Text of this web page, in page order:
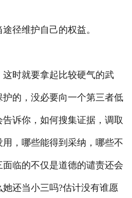
维护自己的权益。
时就要拿起比较硬气的武
的，没必要向一个第三者低
诉你，如何搜集证据，调取
，哪些能得到采纳，哪些不
临的不仅是道德的谴责还会
还当小三吗?估计没有谁愿